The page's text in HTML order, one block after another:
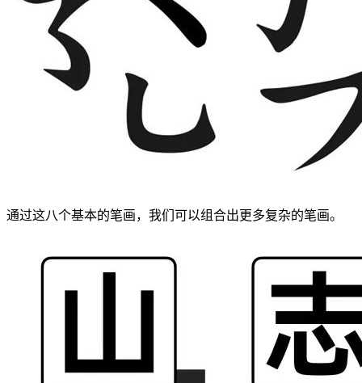
通过这八个基本的笔画，我们可以组合出更多复杂的笔画。